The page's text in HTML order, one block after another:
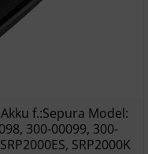
f.:Sepura Model:
300-00099, 300-
SRP2000K